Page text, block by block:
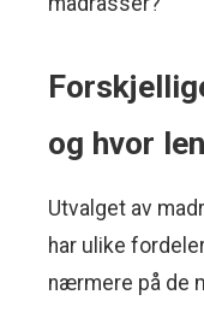
og hvor
Utvalget av
har ulike
nærmere på de